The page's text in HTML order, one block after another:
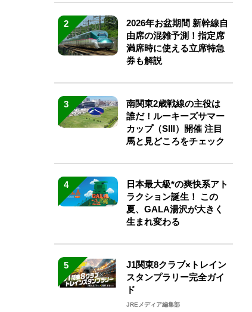
2
2026年お盆期間 新幹線自
由席の混雑予測！指定席
満席時に使える立席特急
券も解説
3
南関東2歳戦線の主役は
誰だ！ルーキーズサマー
カップ（SIII）開催 注目
馬と見どころをチェック
4
日本最大級*の爽快系アト
ラクション誕生！ この
夏、GALA湯沢が大きく
生まれ変わる
5
J1関東8クラブ×トレイン
スタンプラリー完全ガイ
ド
JREメディア編集部